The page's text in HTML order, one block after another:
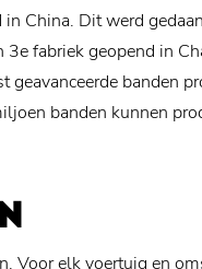
China. Dit werd
fabriek geopend in
geavanceerde banden
banden kunnen
Voor elk voertuig en